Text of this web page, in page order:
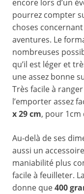
encore lors d’un
pourrez compter
choses
aventures. Le
nombreuses
qu’il est léger et
une assez bonne
Très facile à
l’emporter assez
x 29 cm, pour 1cm
Au-delà de ses
aussi un
maniabilité plus
facile à feuilleter.
donne que400